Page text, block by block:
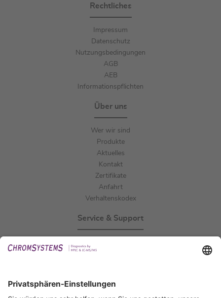
Rechtliches
Impressum
Datenschutz
Nutzungsbedingungen
AGB
AEB
Informationspflichten
Über uns
Wer wir sind
Produkte
Aktuelles
Kontakt
Zertifikate
Anfahrt
Verhaltenskodex
Service & Support
IFU anfordern